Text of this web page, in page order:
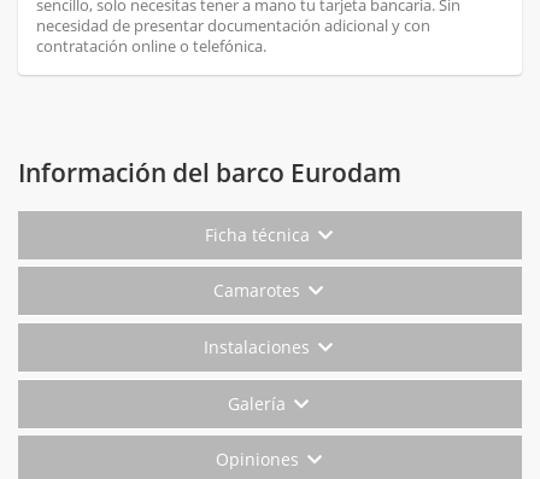
sencillo, solo necesitas tener a mano tu tarjeta bancaria. Sin
necesidad de presentar documentación adicional y con
contratación online o telefónica.
Información del barco Eurodam
Ficha técnica
Camarotes
Instalaciones
Galería
Opiniones